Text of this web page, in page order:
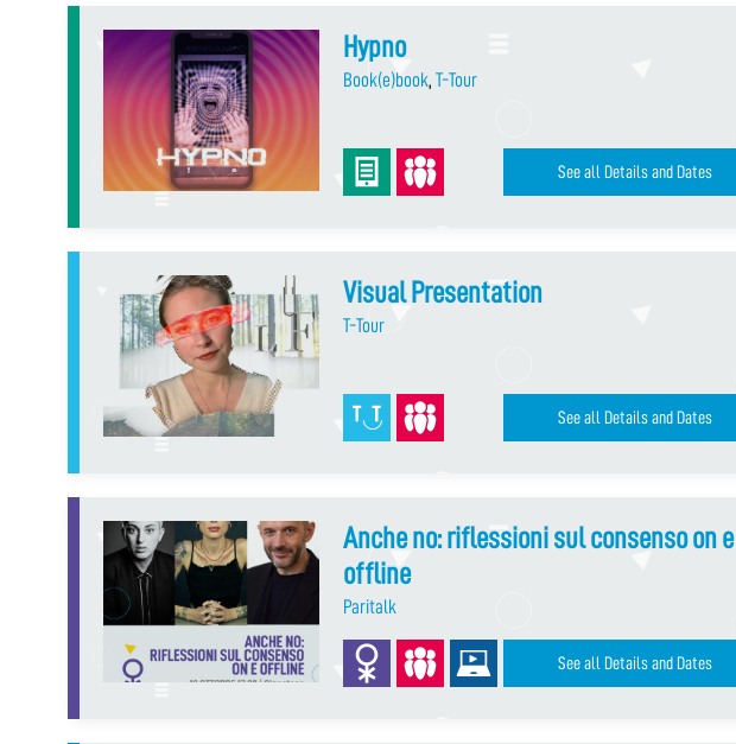
Hypno
Book(e)book,T-Tour
See all Details and Dates
Visual Presentation
T-Tour
See all Details and Dates
Anche no: riflessioni sul consenso on e
offline
Paritalk
See all Details and Dates